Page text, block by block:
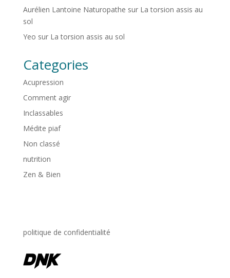
Aurélien Lantoine Naturopathe sur La torsion assis au
sol
Yeo sur La torsion assis au sol
Categories
Acupression
Comment agir
Inclassables
Médite piaf
Non classé
nutrition
Zen & Bien
politique de confidentialité